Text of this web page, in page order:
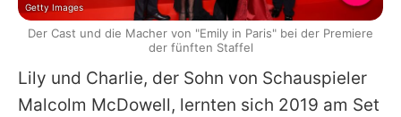
Lily und Charlie, der Sohn von Schauspieler
Malcolm McDowell, lernten sich 2019 am Set
Getty Images
Der Cast und die Macher von "Emily in Paris" bei der Premiere
der fünften Staffel